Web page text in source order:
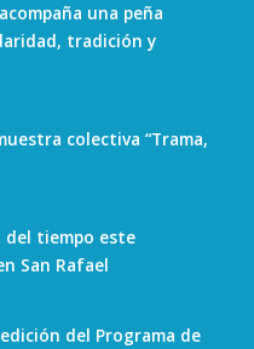
una peña
tradición y
colectiva “Trama,
del tiempo este
San Rafael
del Programa de